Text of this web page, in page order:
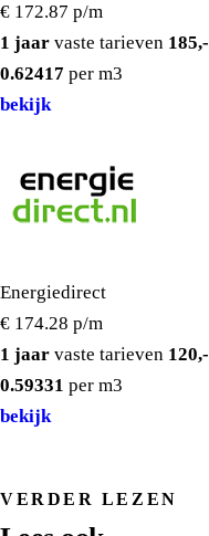
€ 172.87 p/m
1 jaar vaste tarieven 185,-
0.62417 per m3
bekijk
Energiedirect
€ 174.28 p/m
1 jaar vaste tarieven 120,-
0.59331 per m3
bekijk
VERDER LEZEN